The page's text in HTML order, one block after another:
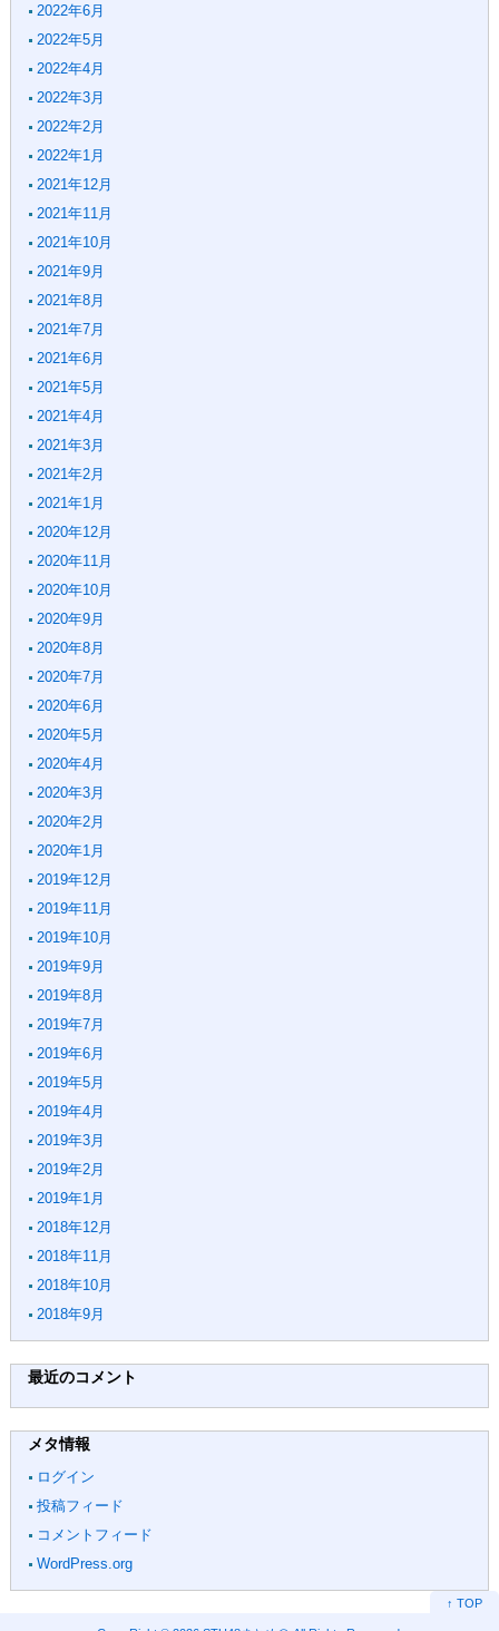
2022年6月
2022年5月
2022年4月
2022年3月
2022年2月
2022年1月
2021年12月
2021年11月
2021年10月
2021年9月
2021年8月
2021年7月
2021年6月
2021年5月
2021年4月
2021年3月
2021年2月
2021年1月
2020年12月
2020年11月
2020年10月
2020年9月
2020年8月
2020年7月
2020年6月
2020年5月
2020年4月
2020年3月
2020年2月
2020年1月
2019年12月
2019年11月
2019年10月
2019年9月
2019年8月
2019年7月
2019年6月
2019年5月
2019年4月
2019年3月
2019年2月
2019年1月
2018年12月
2018年11月
2018年10月
2018年9月
最近のコメント
メタ情報
ログイン
投稿フィード
コメントフィード
WordPress.org
↑ TOP